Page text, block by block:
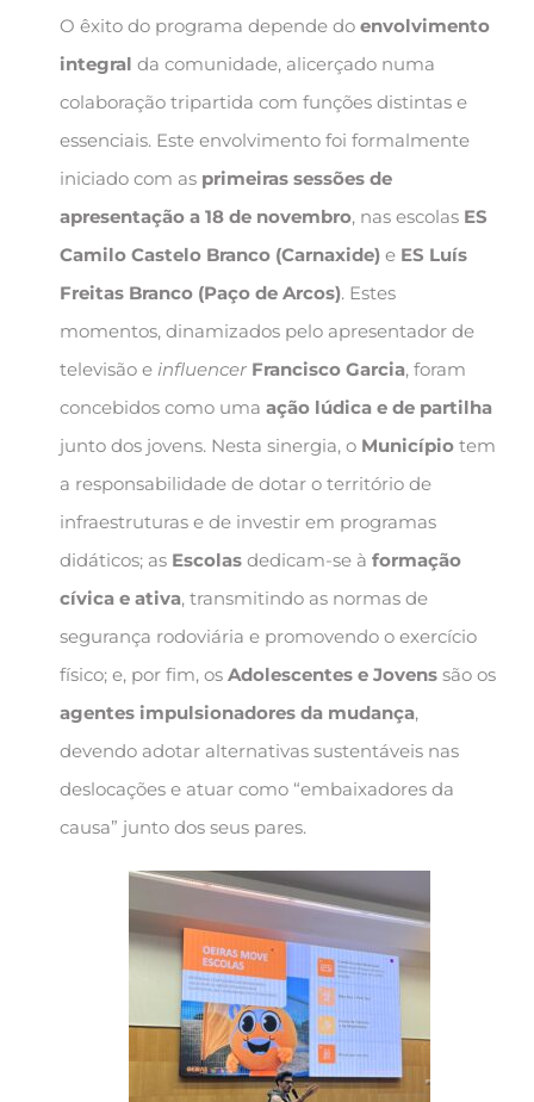
O êxito do programa depende do envolvimento
integral da comunidade, alicerçado numa
colaboração tripartida com funções distintas e
essenciais. Este envolvimento foi formalmente
iniciado com as primeiras sessões de
apresentação a 18 de novembro, nas escolas ES
Camilo Castelo Branco (Carnaxide)e ES Luís
Freitas Branco (Paço de Arcos). Estes
momentos, dinamizados pelo apresentador de
televisão e influencer Francisco Garcia, foram
concebidos como uma ação lúdica e de partilha
junto dos jovens. Nesta sinergia, o Municípiotem
a responsabilidade de dotar o território de
infraestruturas e de investir em programas
didáticos; as Escolasdedicam-se à formação
cívica e ativa, transmitindo as normas de
segurança rodoviária e promovendo o exercício
físico; e, por fim, os Adolescentes e Jovenssão os
agentes impulsionadores da mudança,
devendo adotar alternativas sustentáveis nas
deslocações e atuar como “embaixadores da
causa” junto dos seus pares.